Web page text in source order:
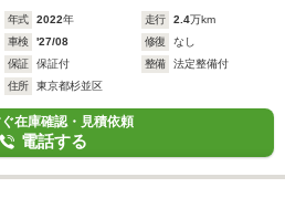
年式 2022年 走行 2.4万km
車検
'27/08 修復
なし
保証
保証付 整備
法定整備付
住所
東京都杉並区
在庫確認・見積依頼
電話する